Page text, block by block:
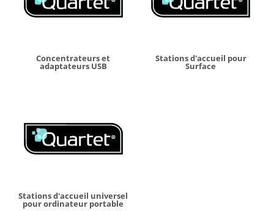
Concentrateurs et
adaptateurs USB
Stations d'accueil pour
Surface
Stations d'accueil universel
pour ordinateur portable